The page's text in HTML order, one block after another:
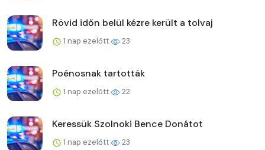
Rövid időn belül kézre került a tolvaj
1 nap ezelőtt 23
Poénosnak tartották
1 nap ezelőtt 22
Keressük Szolnoki Bence Donátot
1 nap ezelőtt 23